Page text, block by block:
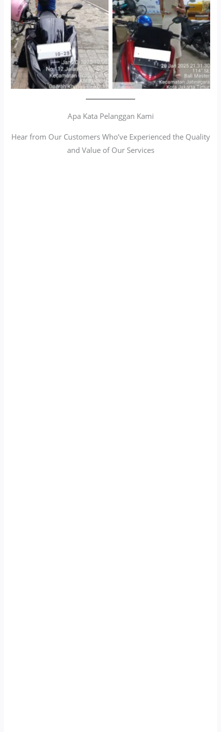
Antar Jemput Kendaraan
Gedung Parkir P6A
Apa Kata Pelanggan Kami
Hear from Our Customers Who’ve Experienced the Quality
and Value of Our Services